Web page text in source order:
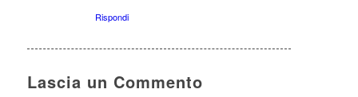
Rispondi
Lascia un Commento